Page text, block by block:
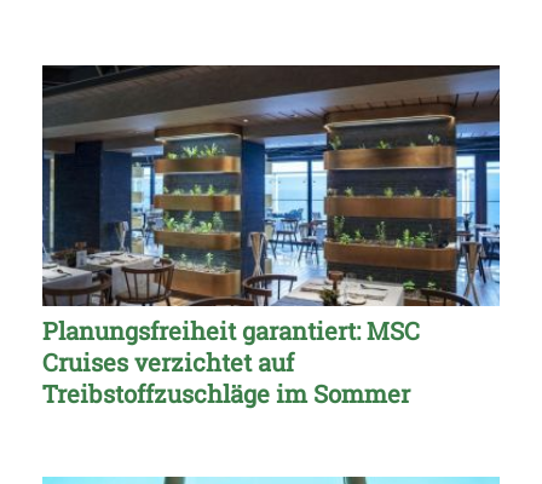
Planungsfreiheit garantiert: MSC
Cruises verzichtet auf
Treibstoffzuschläge im Sommer